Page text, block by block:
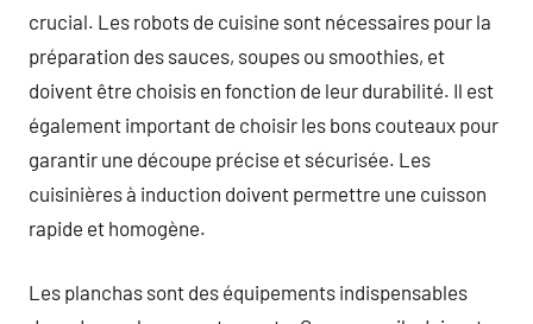
crucial. Les robots de cuisine sont nécessaires pour la
préparation des sauces, soupes ou smoothies, et
doivent être choisis en fonction de leur durabilité. Il est
également important de choisir les bons couteaux pour
garantir une découpe précise et sécurisée. Les
cuisinières à induction doivent permettre une cuisson
rapide et homogène.
Les planchas sont des équipements indispensables